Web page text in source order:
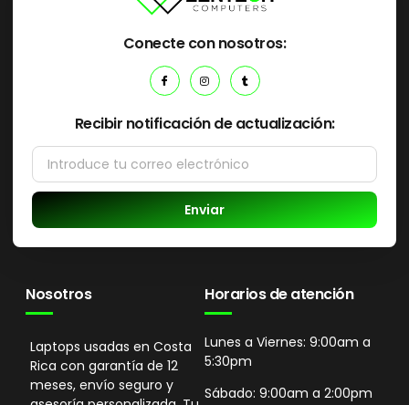
Conecte con nosotros:
Recibir notificación de actualización:
Enviar
Nosotros
Laptops usadas en Costa
Rica con garantía de 12
meses, envío seguro y
Horarios de atención
Lunes a Viernes: 9:00am a
5:30pm
Sábado: 9:00am a 2:00pm